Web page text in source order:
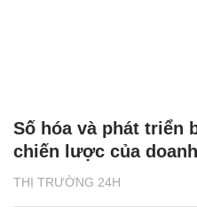
THỊ TRƯỜNG 24H
Số hóa và phát triển
chiến lược của